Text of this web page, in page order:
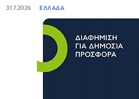
31.7.2026 ΕΛΛΑΔΑ